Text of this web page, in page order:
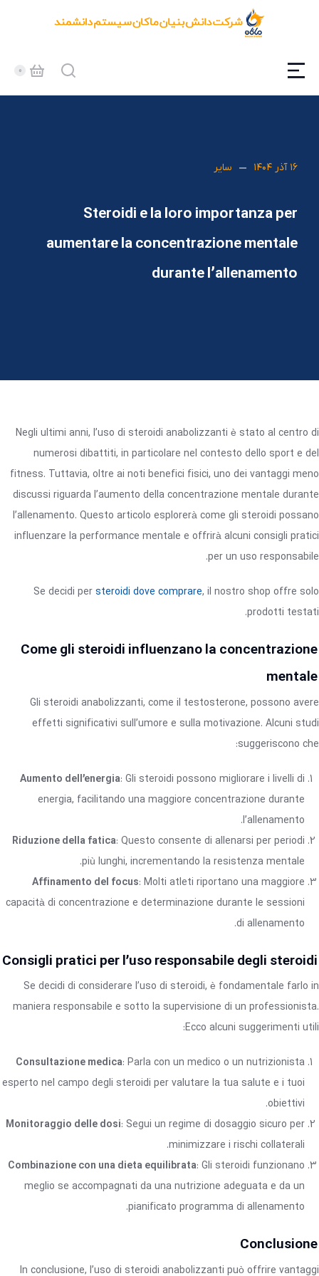
۱۶ آذر ۱۴۰۴ سایر
Steroidi e la loro importanza per
aumentare la concentrazione mentale
durante l’allenamento
Negli ultimi anni, l’uso di steroidi anabolizzanti è stato al centro di
numerosi dibattiti, in particolare nel contesto dello sport e del
fitness. Tuttavia, oltre ai noti benefici fisici, uno dei vantaggi meno
discussi riguarda l’aumento della concentrazione mentale durante
l’allenamento. Questo articolo esplorerà come gli steroidi possano
influenzare la performance mentale e offrirà alcuni consigli pratici
per un uso responsabile.
Se decidi persteroidi dove comprare, il nostro shop offre solo
prodotti testati.
Come gli steroidi influenzano la concentrazione
mentale
Gli steroidi anabolizzanti, come il testosterone, possono avere
effetti significativi sull’umore e sulla motivazione. Alcuni studi
suggeriscono che:
Aumento dell’energia: Gli steroidi possono migliorare i livelli di
energia, facilitando una maggiore concentrazione durante
l’allenamento.
Riduzione della fatica: Questo consente di allenarsi per periodi
più lunghi, incrementando la resistenza mentale.
Affinamento del focus: Molti atleti riportano una maggiore
capacità di concentrazione e determinazione durante le sessioni
di allenamento.
Consigli pratici per l’uso responsabile degli steroidi
Se decidi di considerare l’uso di steroidi, è fondamentale farlo in
maniera responsabile e sotto la supervisione di un professionista.
Ecco alcuni suggerimenti utili:
Consultazione medica: Parla con un medico o un nutrizionista
esperto nel campo degli steroidi per valutare la tua salute e i tuoi
obiettivi.
Monitoraggio delle dosi: Segui un regime di dosaggio sicuro per
minimizzare i rischi collaterali.
Combinazione con una dieta equilibrata: Gli steroidi funzionano
meglio se accompagnati da una nutrizione adeguata e da un
pianificato programma di allenamento.
Conclusione
In conclusione, l’uso di steroidi anabolizzanti può offrire vantaggi